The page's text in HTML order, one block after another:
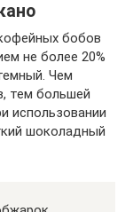
бобов
не более 20%
Чем
тем большей
использовании
шоколадный